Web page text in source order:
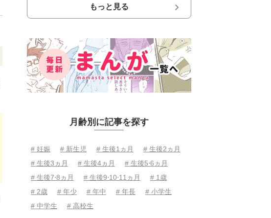
もっと見る
月齢別に記事を探す
# 妊娠 # 新生児 # 生後1ヵ月
# 生後2ヵ月
# 生後3ヵ月
# 生後4ヵ月
# 生後5⋅6ヵ月
# 生後7⋅8ヵ月
# 生後9⋅10⋅11ヵ月
# 1歳
# 2歳
# 年少 # 年中 # 年長
# 小学生
# 中学生
# 高校生